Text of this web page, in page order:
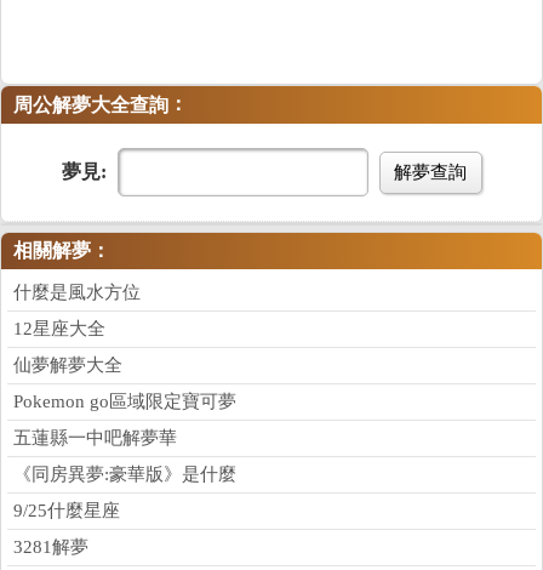
周公解夢大全查詢 ：
夢見: 解夢查詢
相關解夢：
什麼是風水方位
12星座大全
仙夢解夢大全
Pokemon go區域限定寶可夢
五蓮縣一中吧解夢華
《同房異夢:豪華版》是什麼
9/25什麼星座
3281解夢